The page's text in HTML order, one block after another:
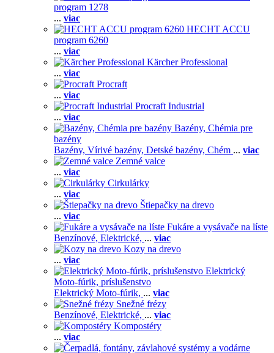
program 1278
... viac
HECHT ACCU
program 6260
... viac
Kärcher Professional
... viac
Procraft
... viac
Procraft Industrial
... viac
Bazény, Chémia pre
bazény
Bazény, Vírivé bazény, Detské bazény, Chém ... viac
Zemné valce
... viac
Cirkulárky
... viac
Štiepačky na drevo
... viac
Fukáre a vysávače na líste
Benzínové, Elektrické, ... viac
Kozy na drevo
... viac
Elektrický
Moto-fúrik, príslušenstvo
Elektrický Moto-fúrik, ... viac
Snežné frézy
Benzínové, Elektrické, ... viac
Kompostéry
... viac